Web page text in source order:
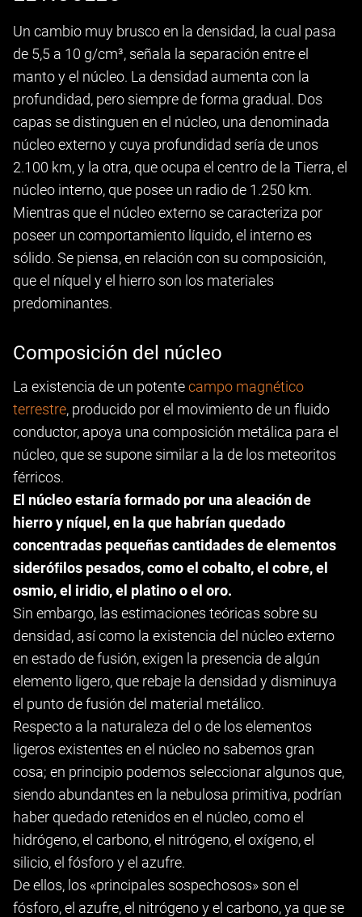
Un cambio muy brusco en la densidad, la cual pasa
de 5,5 a 10 g/cm³, señala la separación entre el
manto y el núcleo. La densidad aumenta con la
profundidad, pero siempre de forma gradual. Dos
capas se distinguen en el núcleo, una denominada
núcleo externo y cuya profundidad sería de unos
2.100 km, y la otra, que ocupa el centro de la Tierra, el
núcleo interno, que posee un radio de 1.250 km.
Mientras que el núcleo externo se caracteriza por
poseer un comportamiento líquido, el interno es
sólido. Se piensa, en relación con su composición,
que el níquel y el hierro son los materiales
predominantes.
Composición del núcleo
La existencia de un potentecampo magnético
terrestre, producido por el movimiento de un fluido
conductor, apoya una composición metálica para el
núcleo, que se supone similar a la de los meteoritos
férricos.
El núcleo estaría formado por una aleación de
hierro y níquel, en la que habrían quedado
concentradas pequeñas cantidades de elementos
sideróﬁlos pesados, como el cobalto, el cobre, el
osmio, el iridio, el platino o el oro.
Sin embargo, las estimaciones teóricas sobre su
densidad, así como la existencia del núcleo externo
en estado de fusión, exigen la presencia de algún
elemento ligero, que rebaje la densidad y disminuya
el punto de fusión del material metálico.
Respecto a la naturaleza del o de los elementos
ligeros existentes en el núcleo no sabemos gran
cosa; en principio podemos seleccionar algunos que,
siendo abundantes en la nebulosa primitiva, podrían
haber quedado retenidos en el núcleo, como el
hidrógeno, el carbono, el nitrógeno, el oxígeno, el
silicio, el fósforo y el azufre.
De ellos, los «principales sospechosos» son el
fósforo, el azufre, el nitrógeno y el carbono, ya que se